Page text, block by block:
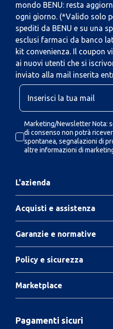
mondo BENU: resta
ogni giorno. (*Valido solo
spediti da BENU e su una
esclusi farmaci da banco
kit convenienza. Il coupon
ai nuovi utenti che si
inviato alla mail inserita
Marketing/Newsletter Nota:
di consenso non potrà
spontanea, segnalazioni di
altre informazioni di
L'azienda
Acquisti e assistenza
Garanzie e normative
Policy e sicurezza
Marketplace
Pagamenti sicuri